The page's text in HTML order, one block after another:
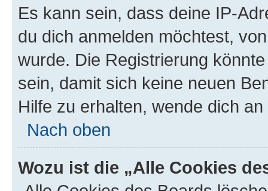
Es kann sein, dass deine IP-
du dich anmelden möchtest,
wurde. Die Registrierung
sein, damit sich keine neuen
Hilfe zu erhalten, wende dich
Nach oben
Wozu ist die „Alle Cookies